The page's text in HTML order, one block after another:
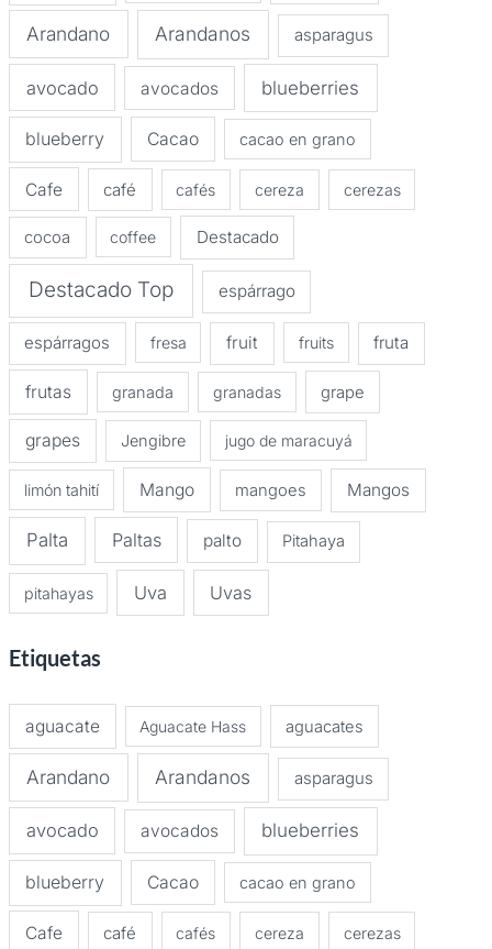
Arandano Arandanos asparagus
avocado avocados blueberries
blueberry Cacao cacao en grano
Cafe café cafés cereza cerezas
cocoa coffee Destacado
Destacado Top espárrago
espárragos fresa fruit fruits fruta
frutas granada granadas grape
grapes Jengibre jugo de maracuyá
limón tahití Mango mangoes Mangos
Palta Paltas palto Pitahaya
pitahayas Uva Uvas
Etiquetas
aguacate Aguacate Hass aguacates
Arandano Arandanos asparagus
avocado avocados blueberries
blueberry Cacao cacao en grano
Cafe café cafés cereza cerezas